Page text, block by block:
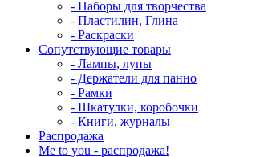
- Наборы для творчества
- Пластилин, Глина
- Раскраски
Сопутствующие товары
- Лампы, лупы
- Держатели для панно
- Рамки
- Шкатулки, коробочки
- Книги, журналы
Распродажа
Me to you - распродажа!